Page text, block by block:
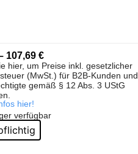
107,69 €
hier, um Preise inkl. gesetzlicher
(MwSt.) für B2B-Kunden und
gemäß § 12 Abs. 3 UStG
hier!
verfügbar